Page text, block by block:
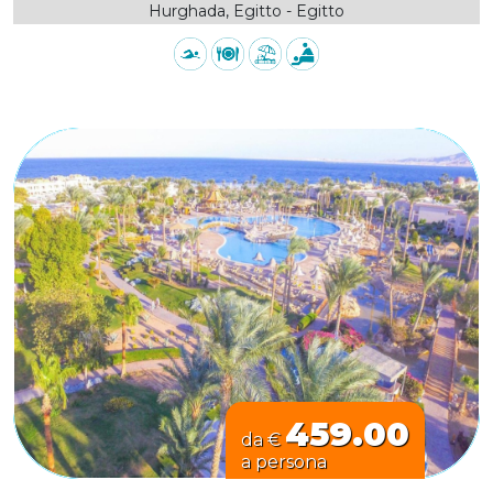
Hurghada, Egitto - Egitto
da € 459.00
a persona